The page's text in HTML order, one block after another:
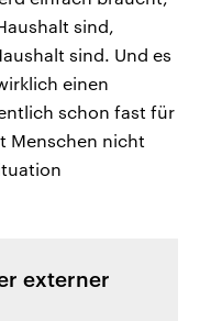
sind,
sind. Und es
einen
schon fast für
Menschen nicht
externer